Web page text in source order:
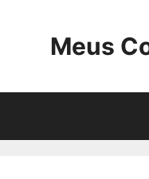
Meus